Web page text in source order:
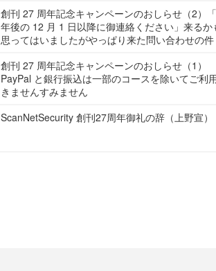
創刊 27 周年記念キャンペーンのおしらせ（2）
年後の 12 月 1 日以降に御連絡ください」来るか
思ってはいましたがやっぱり来た問い合わせの件
創刊 27 周年記念キャンペーンのおしらせ（1）
PayPal と銀行振込は一部のコースを除いてご利
きませんすみません
ScanNetSecurity 創刊27周年御礼の辞（上野宣）